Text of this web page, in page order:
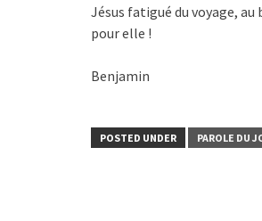
Jésus fatigué du voyage,
pour elle !
Benjamin
POSTED UNDER PAROLE DU